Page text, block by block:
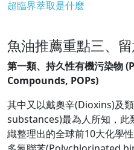
超臨界萃取是什麼
魚油推薦重點三、
第一類、持久性有機污染物
Compounds, POPs)
其中又以戴奧辛(Dioxins)及
substances)最為人所知，此
織整理出的全球前10大化學